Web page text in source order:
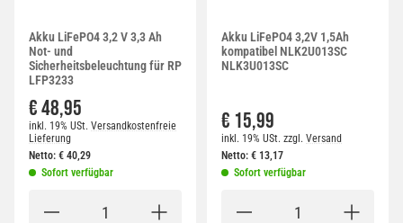
Akku LiFePO4 3,2 V 3,3 Ah
Not- und
Sicherheitsbeleuchtung für RP
LFP3233
€ 48,95
inkl. 19% USt. Versandkostenfreie
Lieferung
Netto: € 40,29
Sofort verfügbar
Akku LiFePO4 3,2V 1,5Ah
kompatibel NLK2U013SC
NLK3U013SC
€ 15,99
inkl. 19% USt. zzgl. Versand
Netto: € 13,17
Sofort verfügbar